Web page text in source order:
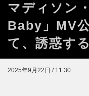
マディソン
Baby」MV
て、誘惑す
2025年9月22日 / 11:30